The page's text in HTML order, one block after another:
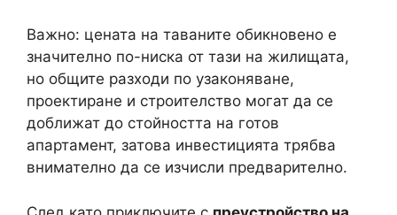
Важно: цената на таваните обикновено е
значително по-ниска от тази на жилищата,
но общите разходи по узаконяване,
проектиране и строителство могат да се
доближат до стойността на готов
апартамент, затова инвестицията трябва
внимателно да се изчисли предварително.